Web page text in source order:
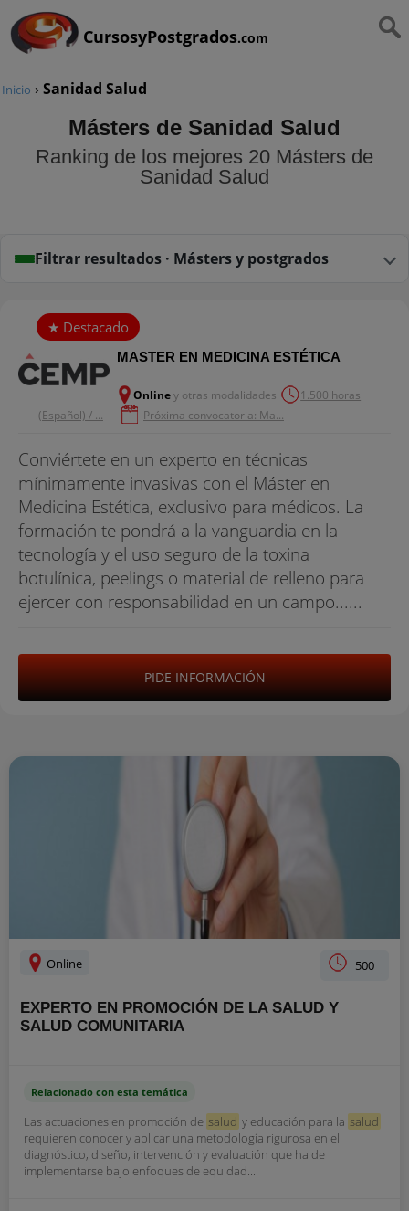
CursosyPostgrados.com
Inicio › Sanidad Salud
Másters de Sanidad Salud
Ranking de los mejores 20 Másters de
Sanidad Salud
Filtrar resultados · Másters y postgrados
MASTER EN MEDICINA ESTÉTICA
Onliney otras modalidades
1.500 horas
(Español) / ...
Próxima convocatoria: Ma...
Conviértete en un experto en técnicas
mínimamente invasivas con el Máster en
Medicina Estética, exclusivo para médicos. La
formación te pondrá a la vanguardia en la
tecnología y el uso seguro de la toxina
botulínica, peelings o material de relleno para
ejercer con responsabilidad en un campo......
PIDE INFORMACIÓN
Online 500
EXPERTO EN PROMOCIÓN DE LA SALUD Y
SALUD COMUNITARIA
Relacionado con esta temática
Las actuaciones en promoción de salud y educación para la salud
requieren conocer y aplicar una metodología rigurosa en el
diagnóstico, diseño, intervención y evaluación que ha de
implementarse bajo enfoques de equidad...